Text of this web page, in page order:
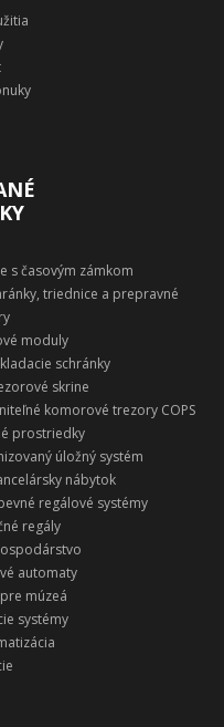
s časovým zámkom
triednice a prepravné
moduly
schránky
skrine
komorové trezory COPS
prostriedky
úložný systém
nábytok
regálové systémy
regály
automaty
múzeá
systémy